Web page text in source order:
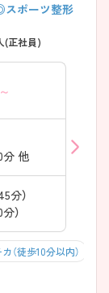
スポーツ整形
(正社員)
分 他
分）
）
（徒歩10分以内）